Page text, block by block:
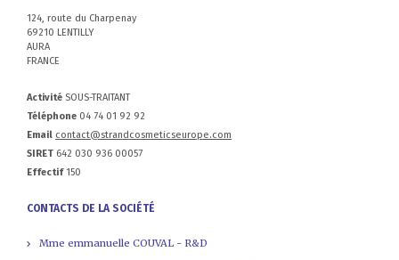
124, route du Charpenay
69210 LENTILLY
AURA
FRANCE
Activité SOUS-TRAITANT
Téléphone 04 74 01 92 92
Email contact@strandcosmeticseurope.com
SIRET 642 030 936 00057
Effectif150
CONTACTS DE LA SOCIÉTÉ
Mme emmanuelle COUVAL - R&D